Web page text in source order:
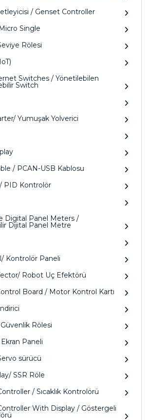
/ Genset Controller
Single
Rölesi
Switches / Yönetilebilen
Switch
Yumuşak Yolverici
/ PCAN-USB Kablosu
PID Kontrolör
Digital Panel Meters /
Dijital Panel Metre
Kontrolör Paneli
Robot Uç Efektörü
Board / Motor Kontrol Kartı
Rölesi
Paneli
sürücü
SSR Röle
/ Sıcaklık Kontrolörü
With Display / Göstergeli